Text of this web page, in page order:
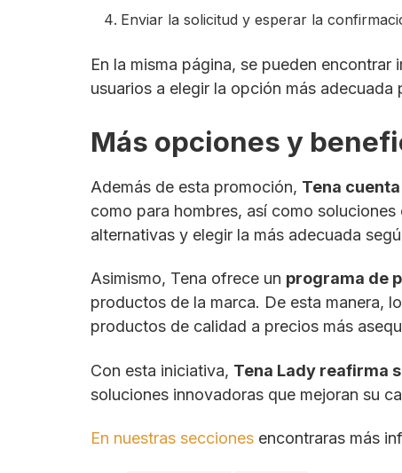
Enviar la solicitud y esperar la
En la misma página, se pueden
usuarios a elegir la opción más adecuada
Más opciones y
Además de esta promoción, Tena
como para hombres, así como
alternativas y elegir la más adecuada
Asimismo, Tena ofrece un programa de
productos de la marca. De esta manera,
productos de calidad a precios más
Con esta iniciativa, Tena Lady reafirma
soluciones innovadoras que mejoran su
En nuestras secciones encontraras más